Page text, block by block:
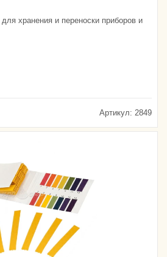
хранения и переноски приборов и
Артикул: 2849